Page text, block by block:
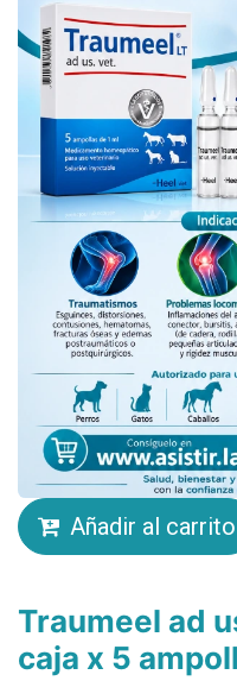
Añadir al carrito
Traumeel ad
caja x 5